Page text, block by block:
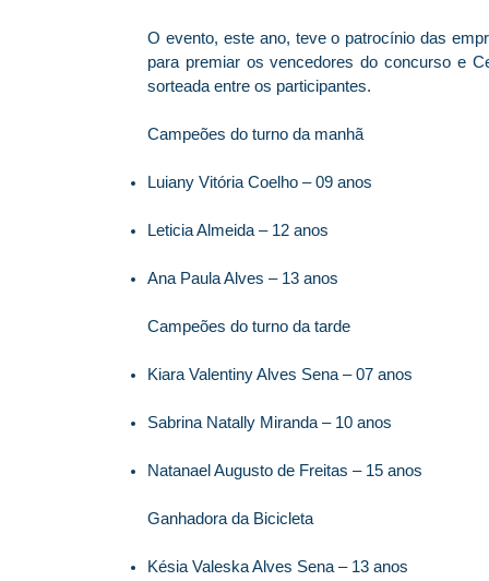
O evento, este ano, teve o patrocínio das
para premiar os vencedores do concurso e
sorteada entre os participantes.
Campeões do turno da manhã
Luiany Vitória Coelho – 09 anos
Leticia Almeida – 12 anos
Ana Paula Alves – 13 anos
Campeões do turno da tarde
Kiara Valentiny Alves Sena – 07 anos
Sabrina Natally Miranda – 10 anos
Natanael Augusto de Freitas – 15 anos
Ganhadora da Bicicleta
Késia Valeska Alves Sena – 13 anos